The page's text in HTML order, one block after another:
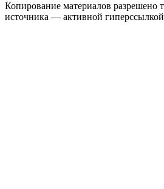
Копирование материалов разрешено
источника — активной